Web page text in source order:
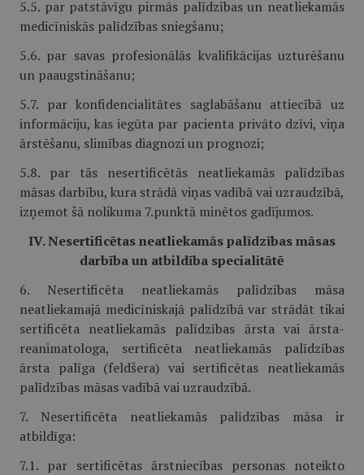
5.5. par patstāvīgu pirmās palīdzības un neatliekamās
medicīniskās palīdzības sniegšanu;
5.6. par savas profesionālās kvalifikācijas uzturēšanu
un paaugstināšanu;
5.7. par konfidencialitātes saglabāšanu attiecībā uz
informāciju, kas iegūta par pacienta privāto dzīvi, viņa
ārstēšanu, slimības diagnozi un prognozi;
5.8. par tās nesertificētās neatliekamās palīdzības
māsas darbību, kura strādā viņas vadībā vai uzraudzībā,
izņemot šā nolikuma 7.punktā minētos gadījumos.
IV. Nesertificētas neatliekamās palīdzības māsas
darbība un atbildība specialitātē
6. Nesertificēta neatliekamās palīdzības māsa
neatliekamajā medicīniskajā palīdzībā var strādāt tikai
sertificēta neatliekamās palīdzības ārsta vai ārsta-
reanimatologa, sertificēta neatliekamās palīdzības
ārsta palīga (feldšera) vai sertificētas neatliekamās
palīdzības māsas vadībā vai uzraudzībā.
7. Nesertificēta neatliekamās palīdzības māsa ir
atbildīga:
7.1. par sertificētas ārstniecības personas noteikto